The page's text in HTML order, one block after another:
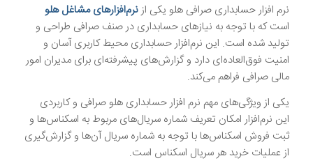
نرم‌ افزار حسابداری صرافی هلو یکی ازنرم‌افزارهای مشاغل هلو
است که با توجه به نیازهای حسابداری در صنف صرافی طراحی و
تولید شده است. این نرم‌افزار حسابداری محیط کاربری آسان و
امنیت فوق‌العاده‌ای دارد و گزارش‌های پیشرفته‌ای برای مدیران امور
مالی صرافی فراهم می‌کند.
یکی از ویژگی‌های مهم نرم افزار حسابداری هلو صرافی و کاربردی
این نرم‌افزار امکان تعریف شماره سریال‌های مربوط به اسکناس‌ها و
ثبت فروش اسکناس‌ها با توجه به شماره سریال آن‌ها و گزارش‌گیری
از عملیات خرید هر سریال اسکناس است.